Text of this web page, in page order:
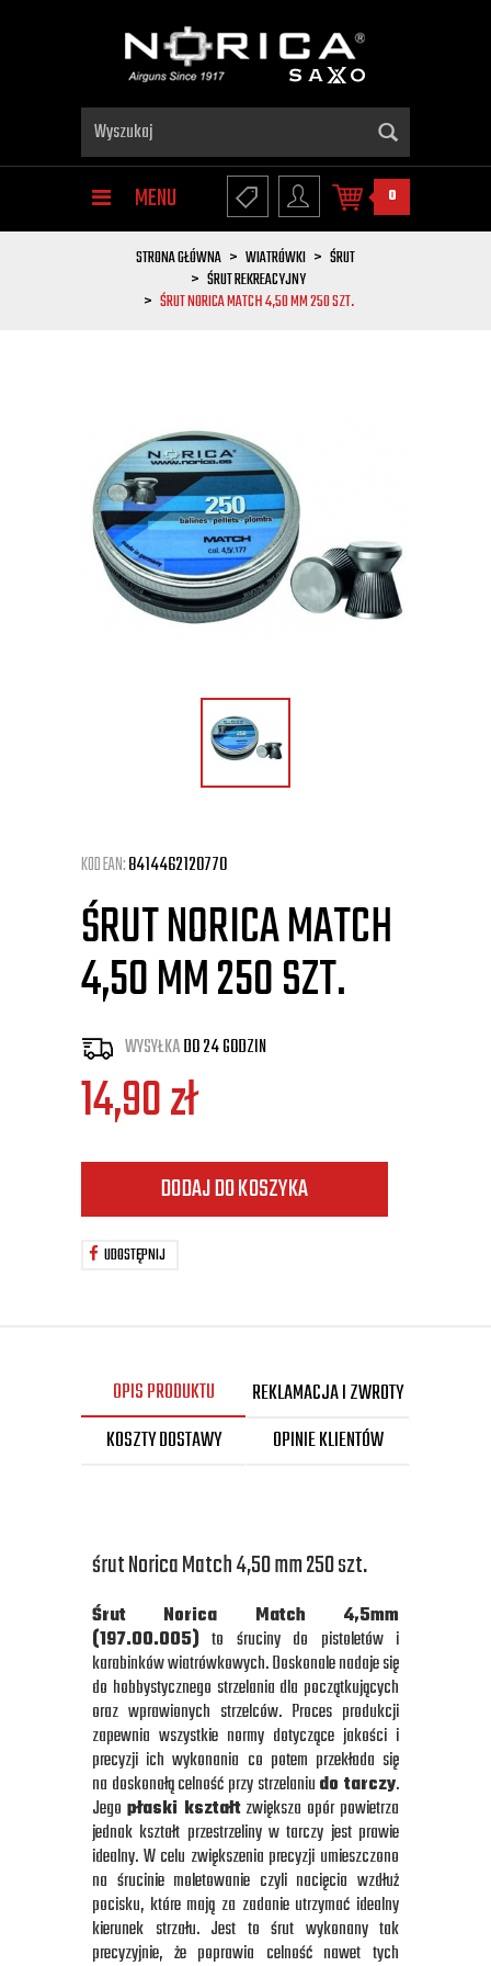
MENU 0
STRONA GŁÓWNA WIATRÓWKI
ŚRUT
ŚRUT REKREACYJNY
ŚRUT NORICA MATCH 4,50 MM 250 SZT.
KOD EAN:8414462120770
ŚRUT NORICA MATCH
4,50 MM 250 SZT.
WYSYŁKADO 24 GODZIN
14,90zł
DODAJ DO KOSZYKA
UDOSTĘPNIJ
OPIS PRODUKTU
REKLAMACJA I ZWROTY
KOSZTY DOSTAWY
OPINIE KLIENTÓW
śrut Norica Match 4,50 mm 250 szt.
Śrut Norica Match 4,5mm
(197.00.005) to śruciny do pistoletów i
karabinków wiatrówkowych. Doskonale nadaje się
do hobbystycznego strzelania dla początkujących
oraz wprawionych strzelców. Proces produkcji
zapewnia wszystkie normy dotyczące jakości i
precyzji ich wykonania co potem przekłada się
na doskonałą celność przy strzelaniudo tarczy.
Jego płaski kształtzwiększa opór powietrza
jednak kształt przestrzeliny w tarczy jest prawie
idealny. W celu zwiększenia precyzji umieszczono
na śrucinie moletowanie czyli nacięcia wzdłuż
pocisku, które mają za zadanie utrzymać idealny
kierunek strzału. Jest to śrut wykonany tak
precyzyjnie, że poprawia celność nawet tych